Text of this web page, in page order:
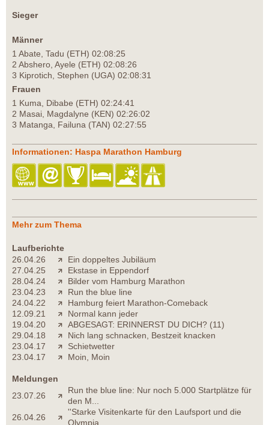
Sieger
Männer
1 Abate, Tadu (ETH) 02:08:25
2 Abshero, Ayele (ETH) 02:08:26
3 Kiprotich, Stephen (UGA) 02:08:31
Frauen
1 Kuma, Dibabe (ETH) 02:24:41
2 Masai, Magdalyne (KEN) 02:26:02
3 Matanga, Failuna (TAN) 02:27:55
Informationen: Haspa Marathon Hamburg
Mehr zum Thema
Laufberichte
26.04.26
Ein doppeltes Jubiläum
27.04.25
Ekstase in Eppendorf
28.04.24
Bilder vom Hamburg Marathon
23.04.23
Run the blue line
24.04.22
Hamburg feiert Marathon-Comeback
12.09.21
Normal kann jeder
19.04.20
ABGESAGT: ERINNERST DU DICH? (11)
29.04.18
Nich lang schnacken, Bestzeit knacken
23.04.17
Schietwetter
23.04.17
Moin, Moin
Meldungen
23.07.26
Run the blue line: Nur noch 5.000 Startplätze für
den M...
26.04.26
''Starke Visitenkarte für den Laufsport und die
Olympia...